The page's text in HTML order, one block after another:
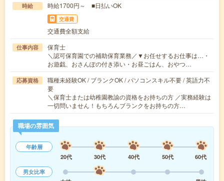
時給 時給1700円～ ■日払いOK
交通費
交通費全額支給
仕事内容
保育士
＼認可保育園での補助保育業務／▼お任せするお仕事は…・
お遊戯、おさんぽの付き添い・お昼ごはん、おやつ…
応募資格
職種未経験OK / ブランクOK / パソコンスキル不要 / 英語力不
要
＼保育士または幼稚園教諭の資格をお持ちの方 ／実務経験は
一切問いません！もちろんブランクをお持ちの方…
職場の雰囲気
年齢層
20代
30代 40代 50代
60代
男女比率